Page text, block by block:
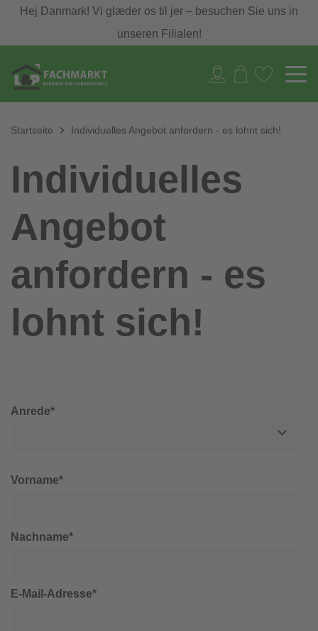
Hej Danmark! Vi glæder os til jer – besuchen Sie uns in
unseren Filialen!
Startseite Individuelles Angebot anfordern - es lohnt sich!
Individuelles
Angebot
anfordern - es
lohnt sich!
Anrede*
Vorname*
Nachname*
E-Mail-Adresse*